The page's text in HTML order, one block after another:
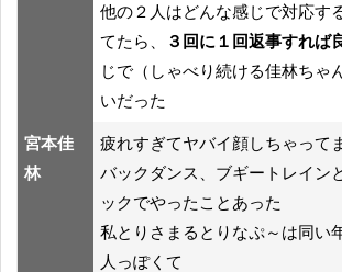
他の２人はどんな感じで対応す
てたら、
３回に１回返事すれば
じで（しゃべり続ける佳林ちゃ
いだった
宮本佳
林
疲れすぎてヤバイ顔しちゃって
バックダンス、ブギートレイン
ックでやったことあった
私とりさまるとりなぷ～は同い
人っぽくて